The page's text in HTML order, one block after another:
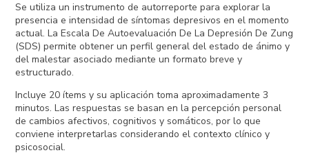
Se utiliza un instrumento de autorreporte para explorar la
presencia e intensidad de síntomas depresivos en el momento
actual. La Escala De Autoevaluación De La Depresión De Zung
(SDS) permite obtener un perfil general del estado de ánimo y
del malestar asociado mediante un formato breve y
estructurado.
Incluye 20 ítems y su aplicación toma aproximadamente 3
minutos. Las respuestas se basan en la percepción personal
de cambios afectivos, cognitivos y somáticos, por lo que
conviene interpretarlas considerando el contexto clínico y
psicosocial.